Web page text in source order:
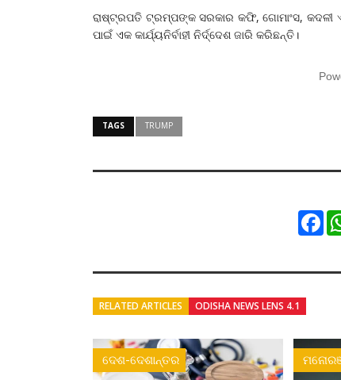
ରାଷ୍ଟ୍ରପତି ଟ୍ରମ୍ପଙ୍କ ସରକାର କଫି, ଗୋମାଂସ,
ପାଇଁ ଏକ କାର୍ଯ୍ୟନିର୍ବାହୀ ନିର୍ଦ୍ଦେଶ ଜାରି କରିଛନ୍ତି।
TAGS TRUMP
RELATED ARTICLES ODISHA NEWS LENS 4.1
ଦେଶ-ଦେଶାନ୍ତର